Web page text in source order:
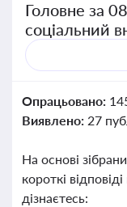
Головне за
соціальний
Опрацьовано:
Виявлено: 27
На основі
короткі
дізнаєтесь: